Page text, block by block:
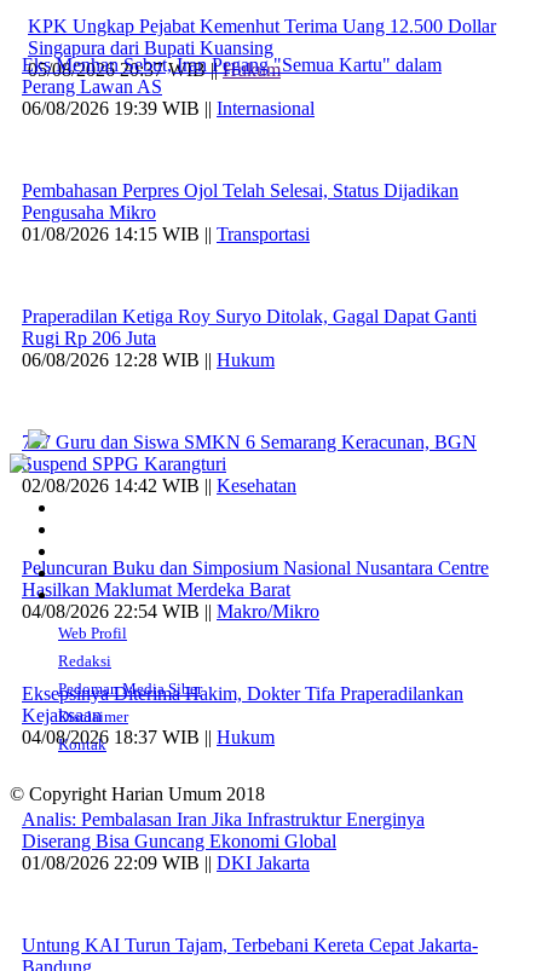
KPK Ungkap Pejabat Kemenhut Terima Uang 12.500 Dollar
Singapura dari Bupati Kuansing
05/08/2026 20:37 WIB ||Hukum
Eks Menhan Sebut, Iran Pegang "Semua Kartu" dalam
Perang Lawan AS
06/08/2026 19:39 WIB || Internasional
Pembahasan Perpres Ojol Telah Selesai, Status Dijadikan
Pengusaha Mikro
01/08/2026 14:15 WIB || Transportasi
Praperadilan Ketiga Roy Suryo Ditolak, Gagal Dapat Ganti
Rugi Rp 206 Juta
06/08/2026 12:28 WIB || Hukum
707 Guru dan Siswa SMKN 6 Semarang Keracunan, BGN
Suspend SPPG Karangturi
02/08/2026 14:42 WIB || Kesehatan
Peluncuran Buku dan Simposium Nasional Nusantara Centre
Hasilkan Maklumat Merdeka Barat
04/08/2026 22:54 WIB || Makro/Mikro
Eksepsinya Diterima Hakim, Dokter Tifa Praperadilankan
Kejaksaan
04/08/2026 18:37 WIB || Hukum
Analis: Pembalasan Iran Jika Infrastruktur Energinya
Diserang Bisa Guncang Ekonomi Global
01/08/2026 22:09 WIB || DKI Jakarta
Untung KAI Turun Tajam, Terbebani Kereta Cepat Jakarta-
Bandung
Web Profil
Redaksi
Pedoman Media Siber
Disclaimer
Kontak
© Copyright Harian Umum 2018